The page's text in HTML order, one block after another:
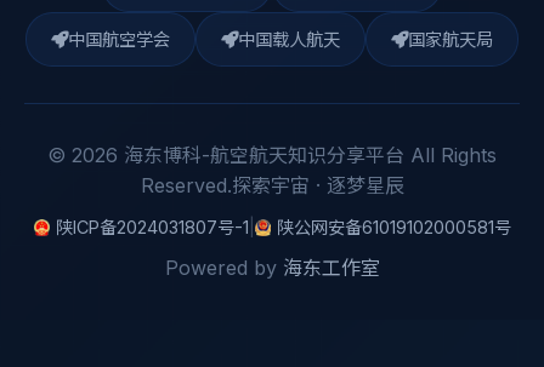
中国航空学会 中国载人航天 国家航天局
© 2026 海东博科-航空航天知识分享平台 All Rights
Reserved.探索宇宙 · 逐梦星辰
陕ICP备2024031807号-1 陕公网安备61019102000581号
Powered by 海东工作室